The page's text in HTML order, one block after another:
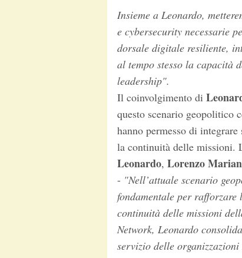
Insieme a Leonardo,
e cybersecurity necessarie
dorsale digitale resiliente,
al tempo stesso la capacità
leadership".
Il coinvolgimento di
questo scenario geopolitico
hanno permesso di
la continuità delle missioni.
Leonardo, Lorenzo
- "Nell’attuale scenario
fondamentale per
continuità delle missioni
Network, Leonardo
servizio delle